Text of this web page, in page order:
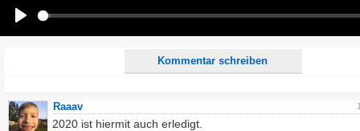
Kommentar schreiben
Ich möchte eine E-Mail, wenn auf dieser Seite weitere Kommentare erscheinen.
Raaav
2020 ist hiermit auch erledigt.